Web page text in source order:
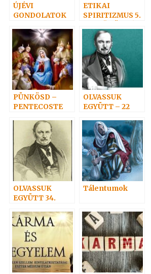
ÚJÉVI
GONDOLATOK
ETIKAI
SPIRITIZMUS 5.
NEM LÉSZEN”
PÜNKÖSD –
PENTECOSTE
OLVASSUK
EGYÜTT – 22
OLVASSUK
EGYÜTT 34.
Tálentumok